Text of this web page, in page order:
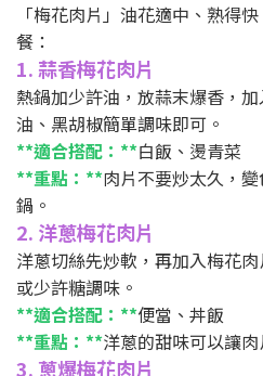
「梅花肉片」油花適中、熟得
餐：
1. 蒜香梅花肉片
熱鍋加少許油，放蒜末爆香，
油、黑胡椒簡單調味即可。
**適合搭配：**白飯、燙青菜
**重點：**肉片不要炒太久，
鍋。
2. 洋蔥梅花肉片
洋蔥切絲先炒軟，再加入梅花
或少許糖調味。
**適合搭配：**便當、丼飯
**重點：**洋蔥的甜味可以讓
3. 蔥爆梅花肉片